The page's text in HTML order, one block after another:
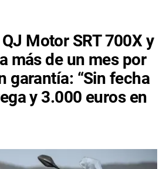
Motor SRT 700X y
más de un mes por
garantía: “Sin fecha
y 3.000 euros en